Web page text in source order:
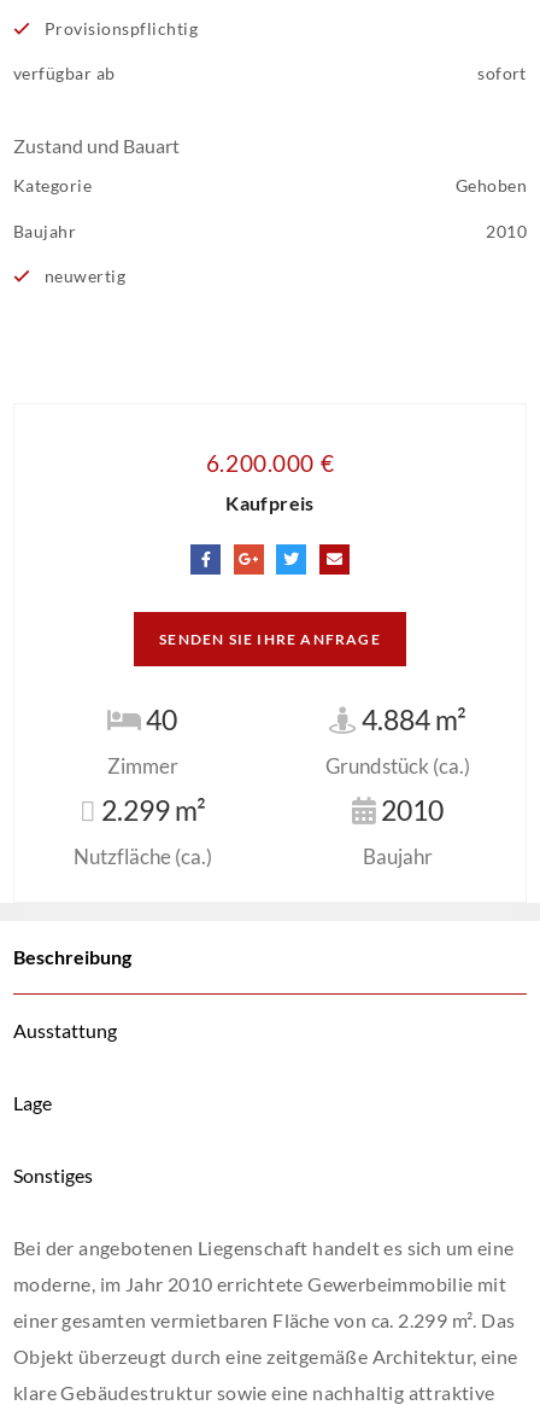
Provisionspflichtig
verfügbar ab sofort
Zustand und Bauart
Kategorie Gehoben
Baujahr 2010
neuwertig
6.200.000 €
Kaufpreis
SENDEN SIE IHRE ANFRAGE
40
Zimmer
4.884 m²
Grundstück (ca.)
2.299 m²
Nutzfläche (ca.)
2010
Baujahr
Beschreibung
Ausstattung
Lage
Sonstiges
Bei der angebotenen Liegenschaft handelt es sich um eine
moderne, im Jahr 2010 errichtete Gewerbeimmobilie mit
einer gesamten vermietbaren Fläche von ca. 2.299 m². Das
Objekt überzeugt durch eine zeitgemäße Architektur, eine
klare Gebäudestruktur sowie eine nachhaltig attraktive